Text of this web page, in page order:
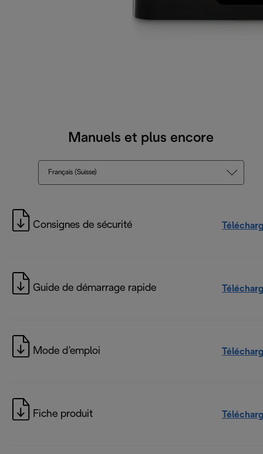
Manuels et plus encore
Français (Suisse)
Consignes de sécurité
Guide de démarrage rapide
Mode d’emploi
Fiche produit